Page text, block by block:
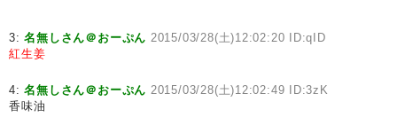
3:名無しさん＠おーぷん 2015/03/28(土)12:02:20 ID:qID
紅生姜
4:名無しさん＠おーぷん 2015/03/28(土)12:02:49 ID:3zK
香味油